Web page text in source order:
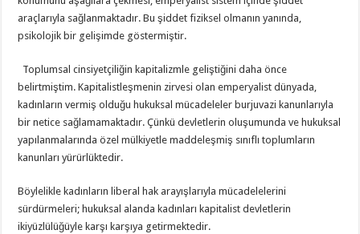
araçlarıyla sağlanmaktadır. Bu şiddet fiziksel olmanın yanında,
psikolojik bir gelişimde göstermiştir.
Toplumsal cinsiyetçiliğin kapitalizmle geliştiğini daha önce
belirtmiştim. Kapitalistleşmenin zirvesi olan emperyalist dünyada,
kadınların vermiş olduğu hukuksal mücadeleler burjuvazi kanunlarıyla
bir netice sağlamamaktadır. Çünkü devletlerin oluşumunda ve hukuksal
yapılanmalarında özel mülkiyetle maddeleşmiş sınıflı toplumların
kanunları yürürlüktedir.
Böylelikle kadınların liberal hak arayışlarıyla mücadelelerini
sürdürmeleri; hukuksal alanda kadınları kapitalist devletlerin
ikiyüzlülüğüyle karşı karşıya getirmektedir.